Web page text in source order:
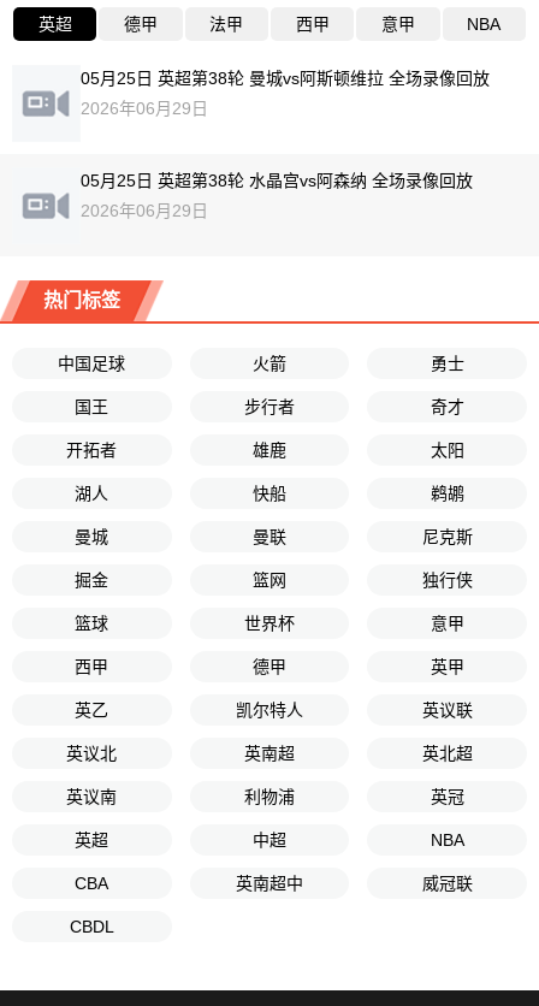
英超 德甲 法甲 西甲 意甲 NBA
05月25日 英超第38轮 曼城vs阿斯顿维拉 全场录像回放
2026年06月29日
05月25日 英超第38轮 水晶宫vs阿森纳 全场录像回放
2026年06月29日
热门标签
中国足球 火箭 勇士
国王 步行者 奇才
开拓者 雄鹿 太阳
湖人 快船 鹈鹕
曼城 曼联 尼克斯
掘金 篮网 独行侠
篮球 世界杯 意甲
西甲 德甲 英甲
英乙 凯尔特人 英议联
英议北 英南超 英北超
英议南 利物浦 英冠
英超 中超 NBA
CBA 英南超中 威冠联
CBDL